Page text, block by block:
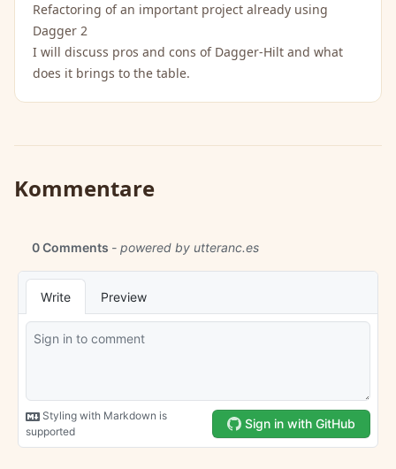
Refactoring of an important project already using
Dagger 2
I will discuss pros and cons of Dagger-Hilt and what
does it brings to the table.
Kommentare